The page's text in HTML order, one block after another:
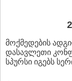
მოქმედების
დასავლეთი
სპურსი იგებს